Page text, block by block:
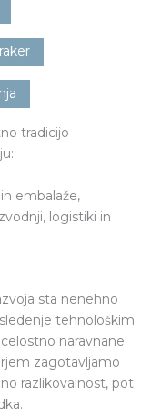
tradicijo
embalaže,
logistiki in
sta nenehno
tehnološkim
naravnane
zagotavljamo
razlikovalnost, pot